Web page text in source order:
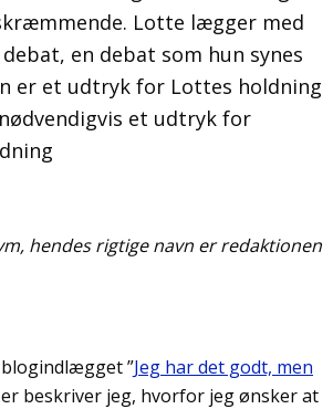
Lotte lægger med
en debat som hun synes
er et udtryk for Lottes holdning
et udtryk for
hendes rigtige navn er redaktionen
”Jeg har det godt, men
beskriver jeg, hvorfor jeg ønsker at